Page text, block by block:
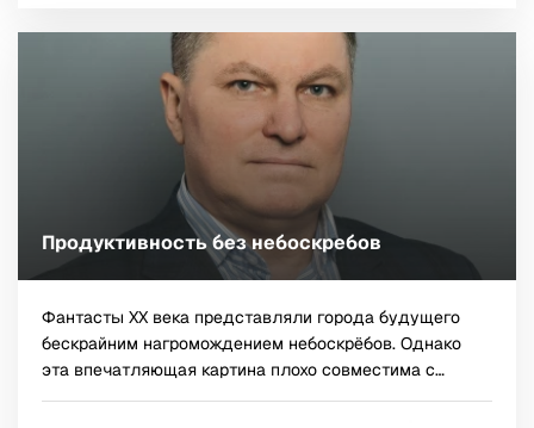
Продуктивность без небоскребов
Фантасты XX века представляли города будущего
бескрайним нагромождением небоскрёбов. Однако
эта впечатляющая картина плохо совместима с
продуктивностью и комфортом. Будущее жилой и